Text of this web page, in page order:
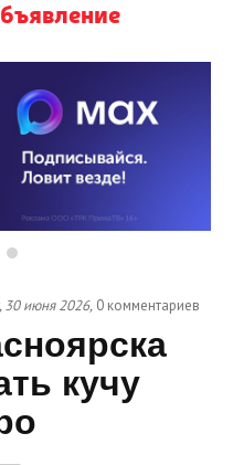
30 июня 2026, 0 комментариев
кучу